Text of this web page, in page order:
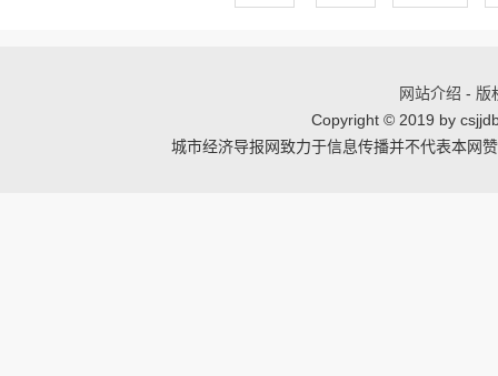
网站介绍 - 版
Copyright © 2019 by
城市经济导报网致力于信息传播并不代表本网